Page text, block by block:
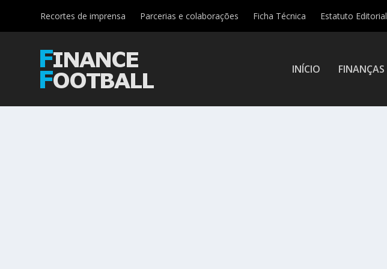
Recortes de imprensa Parcerias e colaborações Ficha Técnica Estatuto Editorial
INÍCIO FINANÇAS